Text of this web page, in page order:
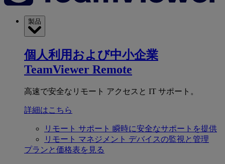
製品
個人利用および中小企業
TeamViewer Remote
高速で安全なリモート アクセスと IT サポート。
詳細はこちら
リモート サポート 瞬時に安全なサポートを提供
リモート マネジメント デバイスの監視と管理
プランと価格表を見る